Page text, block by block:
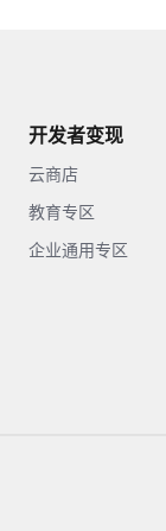
开发者变现
云商店
教育专区
企业通用专区